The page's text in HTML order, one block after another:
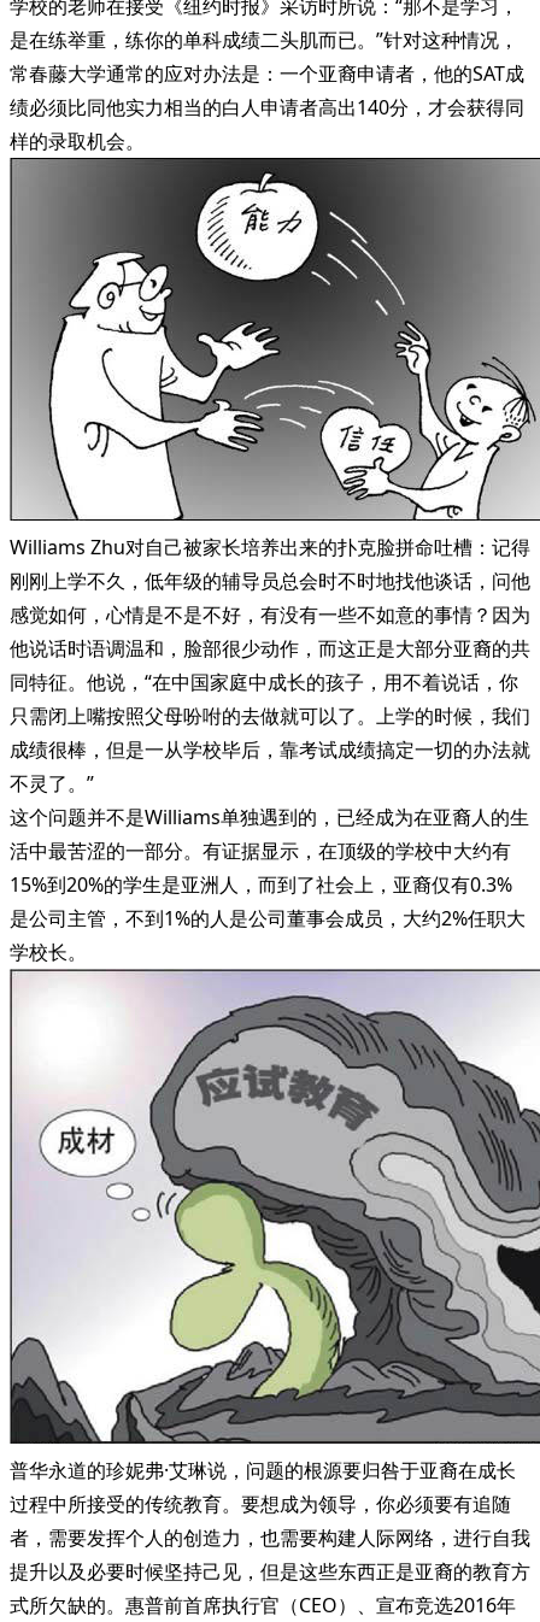
学校的老师在接受《纽约时报》采访时所说：“那不是学习，
是在练举重，练你的单科成绩二头肌而已。”针对这种情况，
常春藤大学通常的应对办法是：一个亚裔申请者，他的SAT成
绩必须比同他实力相当的白人申请者高出140分，才会获得同
样的录取机会。
Williams Zhu对自己被家长培养出来的扑克脸拼命吐槽：记得
刚刚上学不久，低年级的辅导员总会时不时地找他谈话，问他
感觉如何，心情是不是不好，有没有一些不如意的事情？因为
他说话时语调温和，脸部很少动作，而这正是大部分亚裔的共
同特征。他说，“在中国家庭中成长的孩子，用不着说话，你
只需闭上嘴按照父母吩咐的去做就可以了。上学的时候，我们
成绩很棒，但是一从学校毕后，靠考试成绩搞定一切的办法就
不灵了。”
这个问题并不是Williams单独遇到的，已经成为在亚裔人的生
活中最苦涩的一部分。有证据显示，在顶级的学校中大约有
15%到20%的学生是亚洲人，而到了社会上，亚裔仅有0.3%
是公司主管，不到1%的人是公司董事会成员，大约2%任职大
学校长。
普华永道的珍妮弗·艾琳说，问题的根源要归咎于亚裔在成长
过程中所接受的传统教育。要想成为领导，你必须要有追随
者，需要发挥个人的创造力，也需要构建人际网络，进行自我
提升以及必要时候坚持己见，但是这些东西正是亚裔的教育方
式所欠缺的。惠普前首席执行官（CEO）、宣布竞选2016年